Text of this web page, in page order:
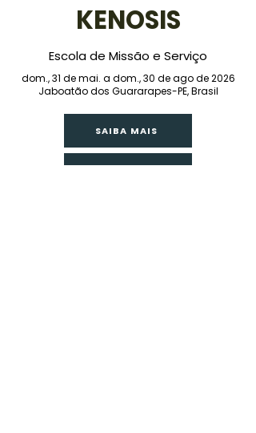
KENOSIS
Escola de Missão e Serviço
dom., 31 de mai. a dom., 30 de ago de 2026
Jaboatão dos Guararapes-PE, Brasil
SAIBA MAIS
REGISTRE-SE